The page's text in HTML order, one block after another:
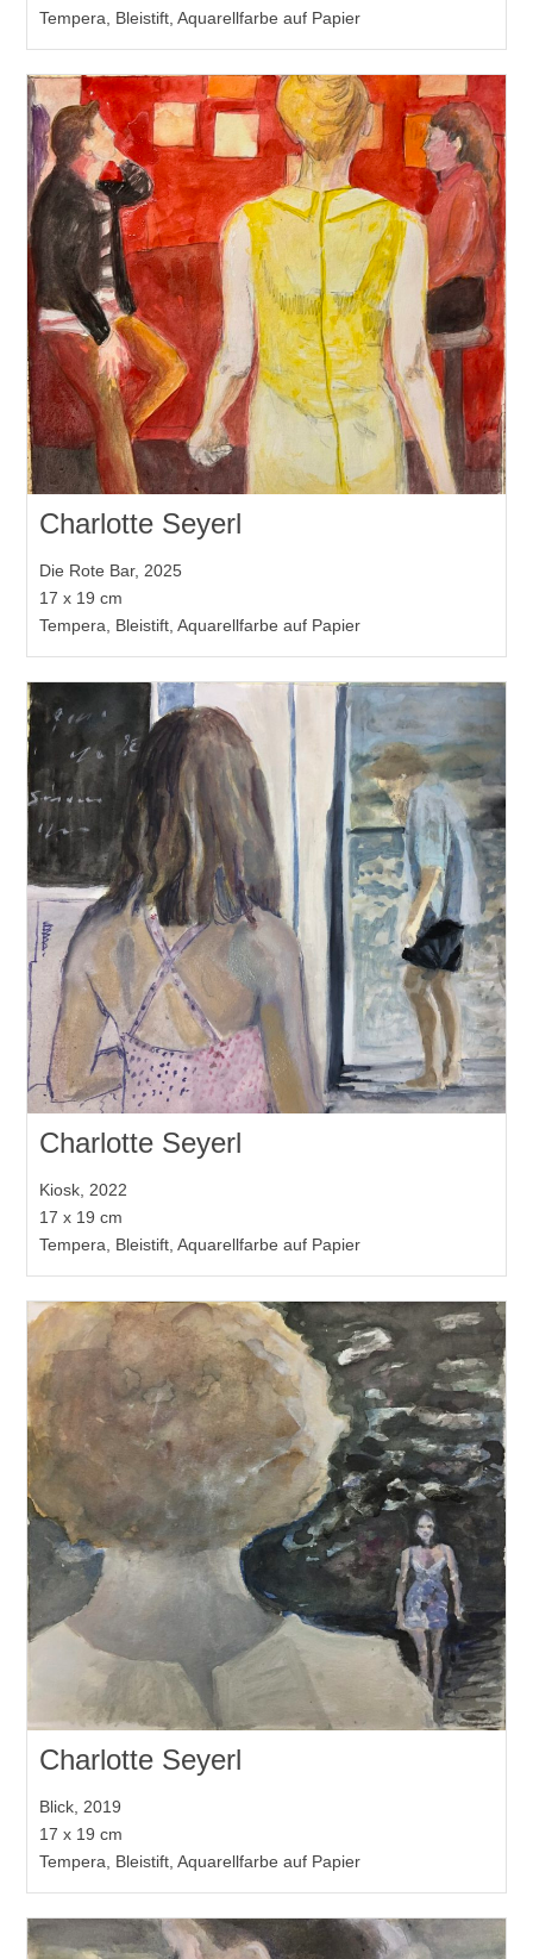
Tempera, Bleistift, Aquarellfarbe auf Papier
Charlotte Seyerl
Die Rote Bar, 2025
17 x 19 cm
Tempera, Bleistift, Aquarellfarbe auf Papier
Charlotte Seyerl
Kiosk, 2022
17 x 19 cm
Tempera, Bleistift, Aquarellfarbe auf Papier
Charlotte Seyerl
Blick, 2019
17 x 19 cm
Tempera, Bleistift, Aquarellfarbe auf Papier